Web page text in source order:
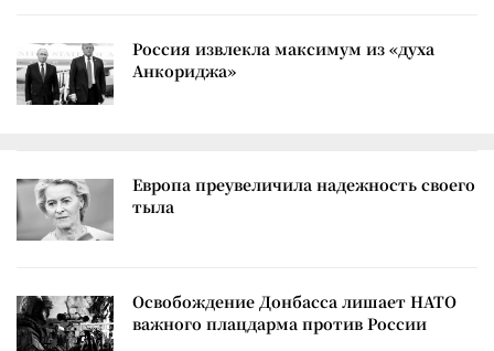
Россия извлекла максимум из «духа
Анкориджа»
Европа преувеличила надежность своего
тыла
Освобождение Донбасса лишает НАТО
важного плацдарма против России